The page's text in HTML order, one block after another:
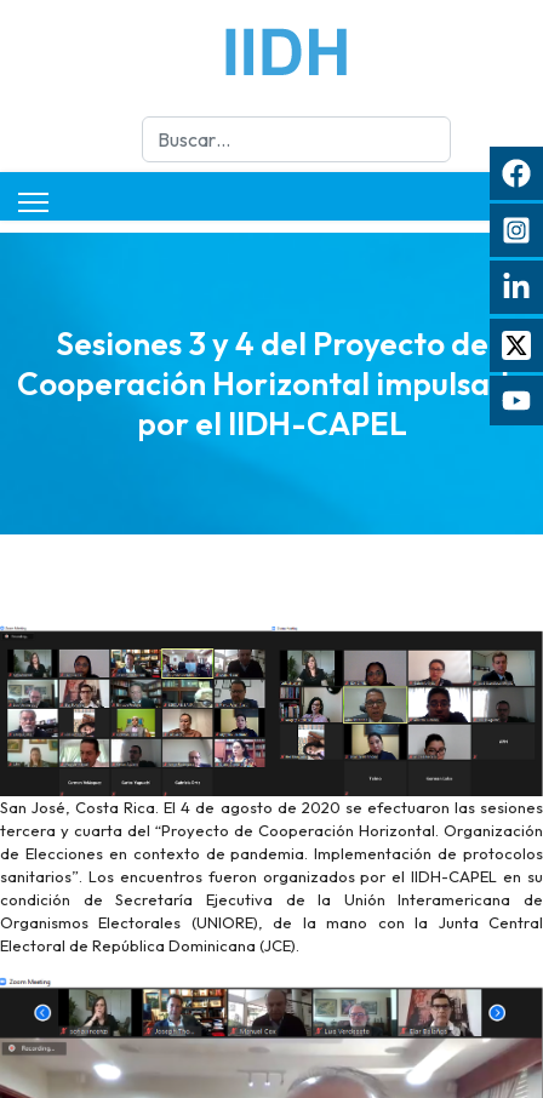
Buscar
Sesiones 3 y 4 del Proyecto de
Cooperación Horizontal impulsado
por el IIDH-CAPEL
San José, Costa Rica. El 4 de agosto de 2020 se efectuaron las sesiones
tercera y cuarta del “Proyecto de Cooperación Horizontal. Organización
de Elecciones en contexto de pandemia. Implementación de protocolos
sanitarios”. Los encuentros fueron organizados por el IIDH-CAPEL en su
condición de Secretaría Ejecutiva de la Unión Interamericana de
Organismos Electorales (UNIORE), de la mano con la Junta Central
Electoral de República Dominicana (JCE).